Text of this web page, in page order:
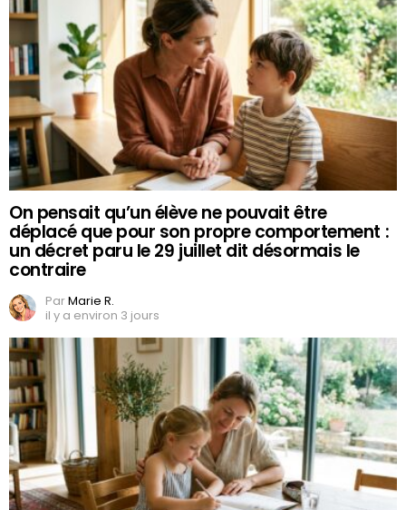
On pensait qu’un élève ne pouvait être
déplacé que pour son propre comportement :
un décret paru le 29 juillet dit désormais le
contraire
ParMarie R.
il y a environ 3 jours